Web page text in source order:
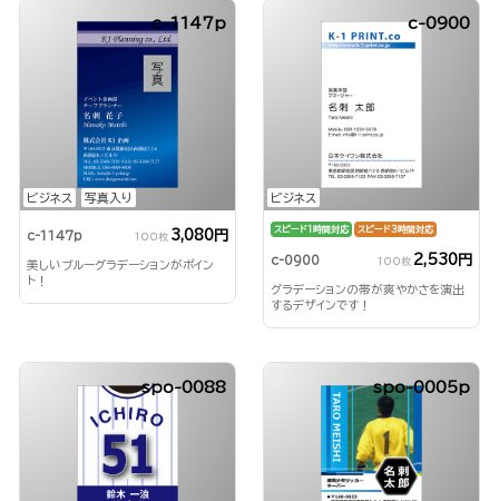
ビジネス 写真入り
c-1147p
c-1147p 100枚 3,080円
美しいブルーグラデーションがポイン
ト！
ビジネス
c-0900
スピード1時間対応 スピード3時間対応
c-0900 100枚 2,530円
グラデーションの帯が爽やかさを演出
するデザインです！
spo-0088 spo-0005p